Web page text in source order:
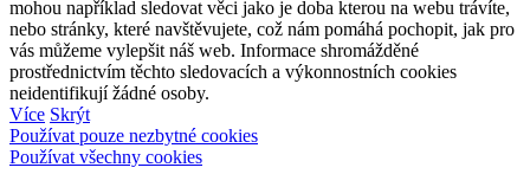
mohou například sledovat věci jako je doba kterou na webu trávíte,
nebo stránky, které navštěvujete, což nám pomáhá pochopit, jak pro
vás můžeme vylepšit náš web. Informace shromážděné
prostřednictvím těchto sledovacích a výkonnostních cookies
neidentifikují žádné osoby.
Více Skrýt
Používat pouze nezbytné cookies
Používat všechny cookies